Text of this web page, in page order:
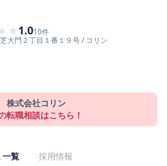
1.010件
芝大門２丁目１番１９号/ コリン
株式会社コリン
転職相談はこちら！
一覧 採用情報